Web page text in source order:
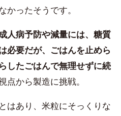
かったそうです。
人病予防や減量には、糖質
必要だが、ごはんを止めら
したごはんで無理せずに続
点から製造に挑戦。
はあり、米粒にそっくりな